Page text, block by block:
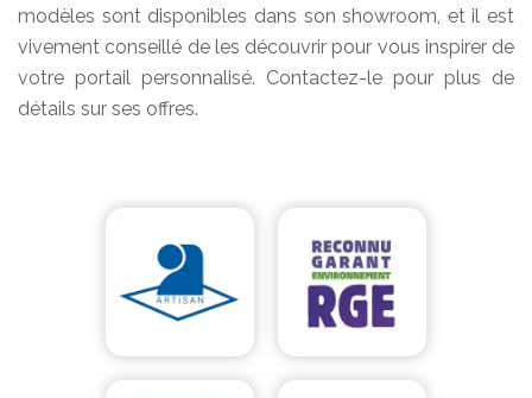
modèles sont disponibles dans son showroom, et il est
vivement conseillé de les découvrir pour vous inspirer de
votre portail personnalisé. Contactez-le pour plus de
détails sur ses offres.